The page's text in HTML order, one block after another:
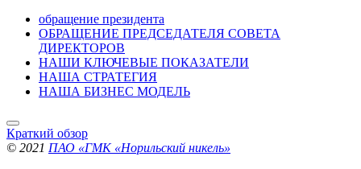
обращение президента
ОБРАЩЕНИЕ ПРЕДСЕДАТЕЛЯ СОВЕТА
ДИРЕКТОРОВ
НАШИ КЛЮЧЕВЫЕ ПОКАЗАТЕЛИ
НАША СТРАТЕГИЯ
НАША БИЗНЕС МОДЕЛЬ
Краткий обзор
© 2021 ПАО «ГМК «Норильский никель»